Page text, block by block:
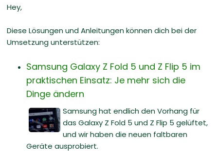
Hey,
Diese Lösungen und Anleitungen können dich bei der
Umsetzung unterstützen:
Samsung Galaxy Z Fold 5 und Z Flip 5 im
praktischen Einsatz: Je mehr sich die
Dinge ändern
Samsung hat endlich den Vorhang für
das Galaxy Z Fold 5 und Z Flip 5 gelüftet,
und wir haben die neuen faltbaren
Geräte ausprobiert.